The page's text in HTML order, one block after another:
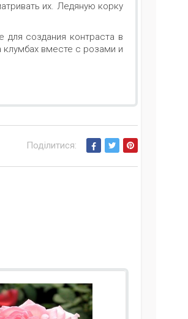
их. Ледяную корку
для создания контраста в
вместе с розами и
Поділитися: